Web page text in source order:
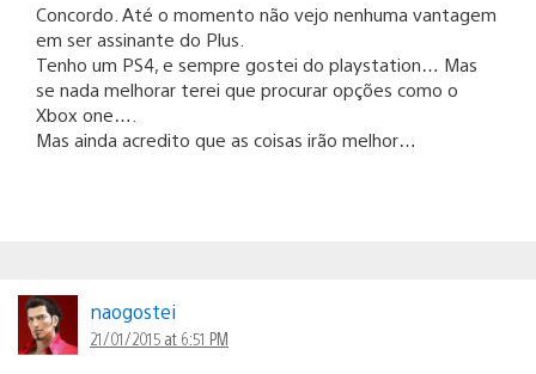
Concordo. Até o momento não vejo nenhuma vantagem
em ser assinante do Plus.
Tenho um PS4, e sempre gostei do playstation… Mas
se nada melhorar terei que procurar opções como o
Xbox one….
Mas ainda acredito que as coisas irão melhor…
naogostei
21/01/2015 at 6:51 PM